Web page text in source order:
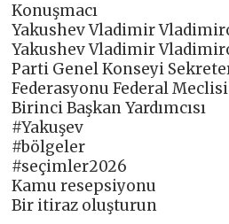
Konuşmacı
Yakushev Vladimir
Yakushev Vladimir
Parti Genel Konseyi
Federasyonu Federal
Birinci Başkan Yardımcısı
#Yakuşev
#bölgeler
#seçimler2026
Kamu resepsiyonu
Bir itiraz oluşturun